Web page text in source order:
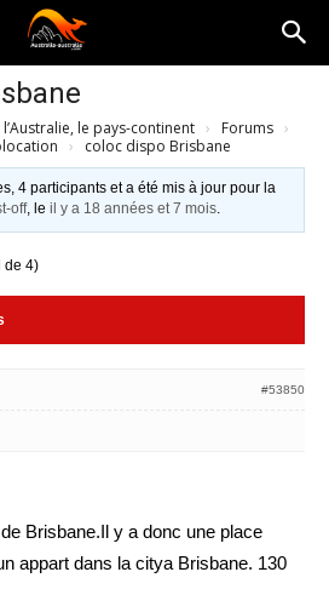
le pays-continent › Forums ›
› coloc dispo Brisbane
4 participants et a été mis à jour pour la
off, leil y a 18 années et 7 mois.
de 4)
#53850
Brisbane.Il y a donc une place
appart dans la citya Brisbane. 130